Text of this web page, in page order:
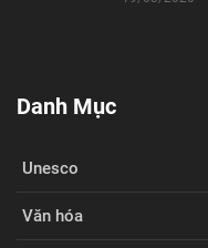
Danh Mục
Unesco
Văn hóa